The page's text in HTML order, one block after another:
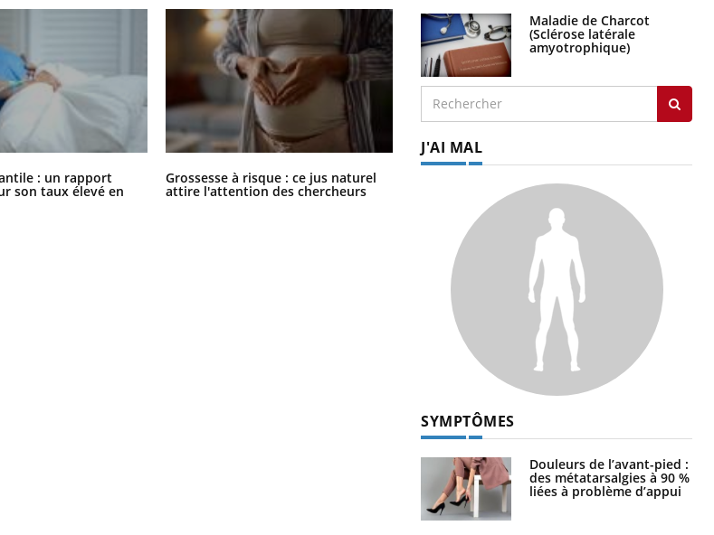
: un rapport
son taux élevé en
Grossesse à risque : ce jus naturel
attire l'attention des chercheurs
Maladie de Charcot
(Sclérose latérale
amyotrophique)
J'AI MAL
SYMPTÔMES
Douleurs de l’avant-pied :
des métatarsalgies à 90 %
liées à problème d’appui